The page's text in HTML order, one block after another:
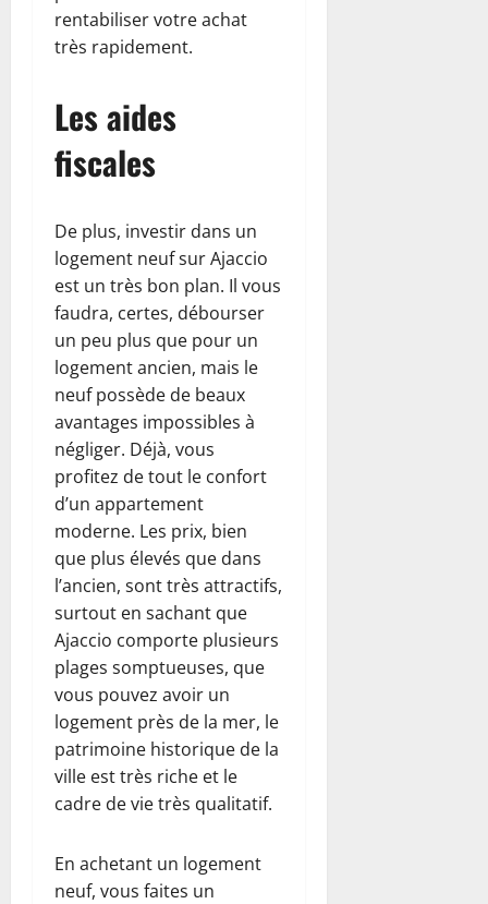
rentabiliser votre achat
très rapidement.
Les aides
fiscales
De plus, investir dans un
logement neuf sur Ajaccio
est un très bon plan. Il vous
faudra, certes, débourser
un peu plus que pour un
logement ancien, mais le
neuf possède de beaux
avantages impossibles à
négliger. Déjà, vous
profitez de tout le confort
d’un appartement
moderne. Les prix, bien
que plus élevés que dans
l’ancien, sont très attractifs,
surtout en sachant que
Ajaccio comporte plusieurs
plages somptueuses, que
vous pouvez avoir un
logement près de la mer, le
patrimoine historique de la
ville est très riche et le
cadre de vie très qualitatif.
En achetant un logement
neuf, vous faites un